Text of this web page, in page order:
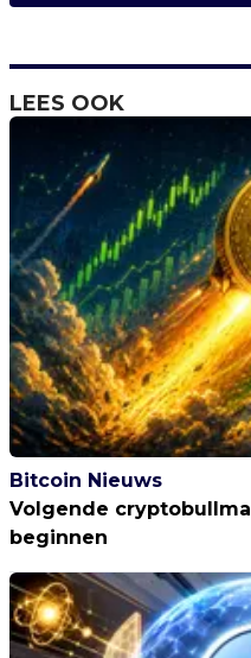
LEES OOK
Bitcoin Nieuws
Volgende
beginnen